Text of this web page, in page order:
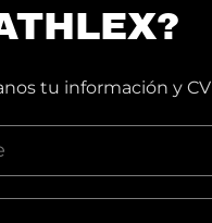
tu información y CV